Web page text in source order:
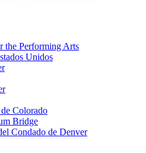
the Performing Arts
Unidos
Colorado
Bridge
Condado de Denver